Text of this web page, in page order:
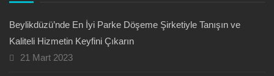
Beylikdüzü’nde En İyi Parke Döşeme Şirketiyle Tanışın ve
Kaliteli Hizmetin Keyfini Çıkarın
21 Mart 2023